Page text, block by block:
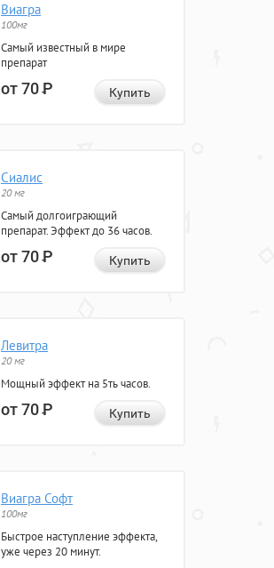
Виагра
100мг
Самый известный в мире
препарат
от 70Р Купить
Сиалис
20 мг
Самый долгоиграющий
препарат. Эффект до 36 часов.
от 70Р Купить
Левитра
20 мг
Мощный эффект на 5ть часов.
от 70Р Купить
Виагра Софт
100мг
Быстрое наступление эффекта,
уже через 20 минут.